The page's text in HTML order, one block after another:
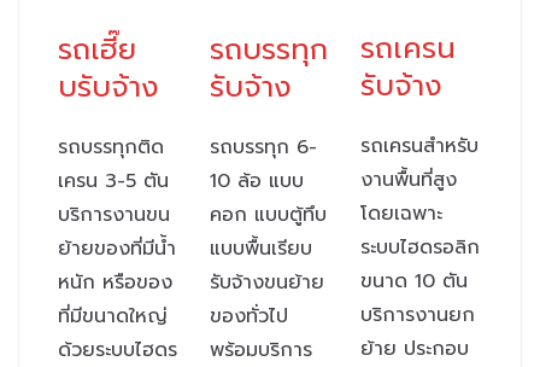
รถเฮี๊ย
บรับจ้าง
รถบรรทุกติด
เครน 3-5 ตัน
บริการงานขน
ย้ายของที่มีน้ำ
หนัก หรือของ
ที่มีขนาดใหญ่
ด้วยระบบไฮดร
รถบรรทุก
รับจ้าง
รถบรรทุก 6-
10 ล้อ แบบ
คอก แบบตู้ทึบ
แบบพื้นเรียบ
รับจ้างขนย้าย
ของทั่วไป
พร้อมบริการ
รถเครน
รับจ้าง
รถเครนสำหรับ
งานพื้นที่สูง
โดยเฉพาะ
ระบบไฮดรอลิก
ขนาด 10 ตัน
บริการงานยก
ย้าย ประกอบ